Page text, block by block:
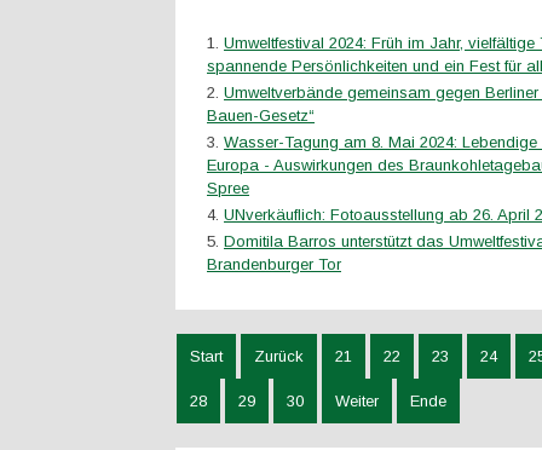
Umweltfestival 2024: Früh im Jahr, vielfältige
spannende Persönlichkeiten und ein Fest für
Umweltverbände gemeinsam gegen Berliner
Bauen-Gesetz“
Wasser-Tagung am 8. Mai 2024: Lebendige
Europa - Auswirkungen des
Spree
UNverkäuflich: Fotoausstellung ab 26. April
Domitila Barros unterstützt das
Brandenburger Tor
Start Zurück 21 22 23 24
28 29 30 Weiter Ende